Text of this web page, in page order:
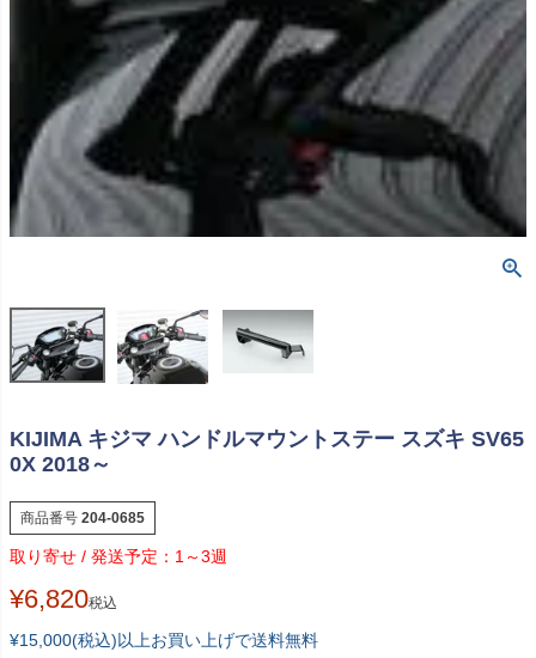
KIJIMA キジマ ハンドルマウントステー スズキ SV65
0X 2018～
商品番号 204-0685
1～3週
¥6,820税込
¥15,000(税込)以上お買い上げで送料無料